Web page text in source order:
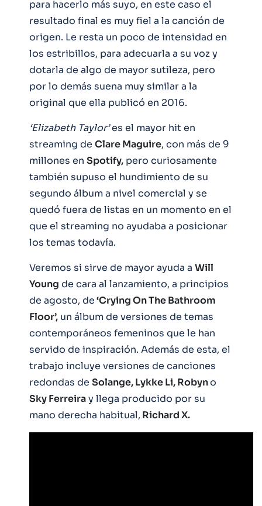
para hacerlo más suyo, en este caso el
resultado final es muy fiel a la canción de
origen. Le resta un poco de intensidad en
los estribillos, para adecuarla a su voz y
dotarla de algo de mayor sutileza, pero
por lo demás suena muy similar a la
original que ella publicó en 2016.
‘Elizabeth Taylor’es el mayor hit en
streaming de Clare Maguire, con más de 9
millones en Spotify, pero curiosamente
también supuso el hundimiento de su
segundo álbum a nivel comercial y se
quedó fuera de listas en un momento en el
que el streaming no ayudaba a posicionar
los temas todavía.
Veremos si sirve de mayor ayuda a Will
Young de cara al lanzamiento, a principios
de agosto, de‘Crying On The Bathroom
Floor’, un álbum de versiones de temas
contemporáneos femeninos que le han
servido de inspiración. Además de esta, el
trabajo incluye versiones de canciones
redondas de Solange, Lykke Li, Robyno
Sky Ferreiray llega producido por su
mano derecha habitual, Richard X.